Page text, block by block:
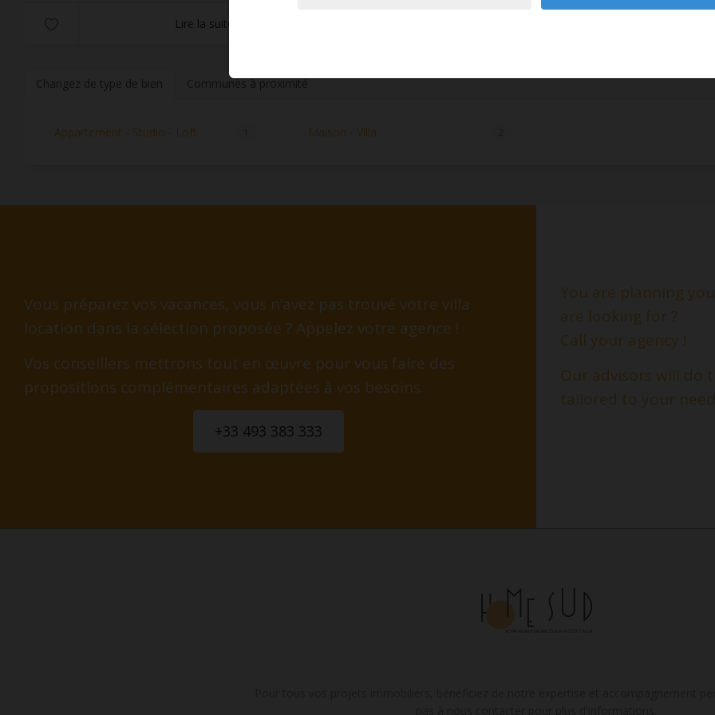
Lire la suite
Changez de type de bien Communes à proximité
Appartement - Studio - Loft Maison - Villa
Vous préparez vos vacances, vous n’avez pas trouvé votre villa
location dans la sélection proposée ? Appelez votre agence !
Vos conseillers mettrons tout en œuvre pour vous faire des
propositions complémentaires adaptées à vos besoins.
+33 493 383 333
You are planning
are looking for ?
Call your agency !
Our advisors will do
tailored to your